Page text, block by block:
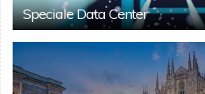
Speciale Data Center